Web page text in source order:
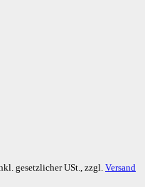
gesetzlicher USt., zzgl. Versand